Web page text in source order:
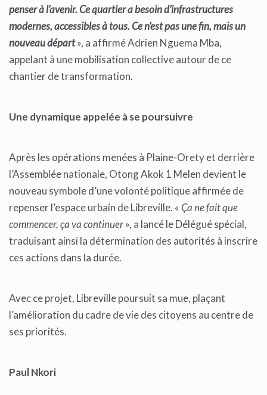
penser à l’avenir. Ce quartier a besoin d’infrastructures
modernes, accessibles à tous. Ce n’est pas une fin, mais un
nouveau départ», a affirmé Adrien Nguema Mba,
appelant à une mobilisation collective autour de ce
chantier de transformation.
Une dynamique appelée à se poursuivre
Après les opérations menées à Plaine-Orety et derrière
l’Assemblée nationale, Otong Akok 1 Melen devient le
nouveau symbole d’une volonté politique affirmée de
repenser l’espace urbain de Libreville. «Ça ne fait que
commencer, ça va continuer», a lancé le Délégué spécial,
traduisant ainsi la détermination des autorités à inscrire
ces actions dans la durée.
Avec ce projet, Libreville poursuit sa mue, plaçant
l’amélioration du cadre de vie des citoyens au centre de
ses priorités.
Paul Nkori